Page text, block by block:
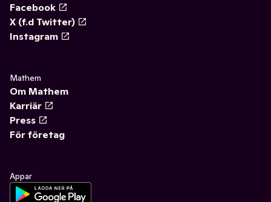
Facebook
X (f.d Twitter)
Instagram
Mathem
Om Mathem
Karriär
Press
För företag
Appar